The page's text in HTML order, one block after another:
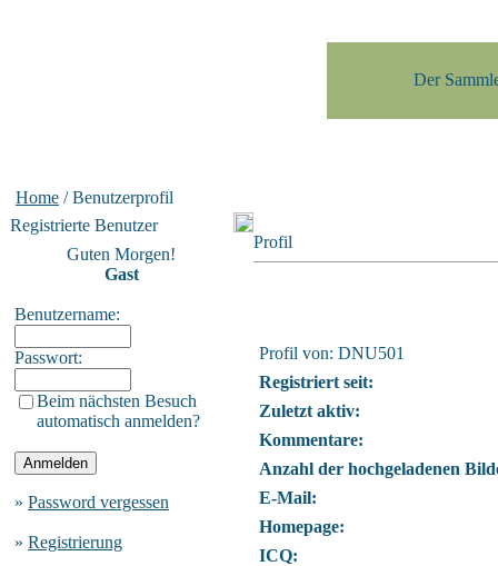
Der
Home / Benutzerprofil
Registrierte Benutzer
Guten Morgen!
Gast
Benutzername:
Passwort:
Beim nächsten Besuch
automatisch anmelden?
» Password vergessen
» Registrierung
Profil
Profil von: DNU501
Registriert seit:
Zuletzt aktiv:
Kommentare:
Anzahl der hochgeladenen
E-Mail:
Homepage:
ICQ: